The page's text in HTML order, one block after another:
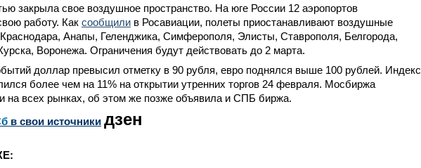
закрыла свое воздушное пространство. На юге России 12 аэропортов
работу. Как сообщили в Росавиации, полеты приостанавливают воздушные
Краснодара, Анапы, Геленджика, Симферополя, Элисты, Ставрополя, Белгорода,
Воронежа. Ограничения будут действовать до 2 марта.
доллар превысил отметку в 90 рубля, евро поднялся выше 100 рублей. Индекс
более чем на 11% на открытии утренних торгов 24 февраля. Мосбиржа
на всех рынках, об этом же позже объявила и СПБ биржа.
в свои источники дзен